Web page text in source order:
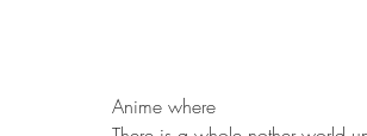
Anime where